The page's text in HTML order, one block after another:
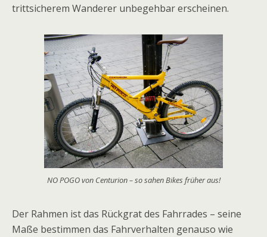
trittsicherem Wanderer unbegehbar erscheinen.
NO POGO von Centurion – so sahen Bikes früher aus!
Der Rahmen ist das Rückgrat des Fahrrades – seine
Maße bestimmen das Fahrverhalten genauso wie